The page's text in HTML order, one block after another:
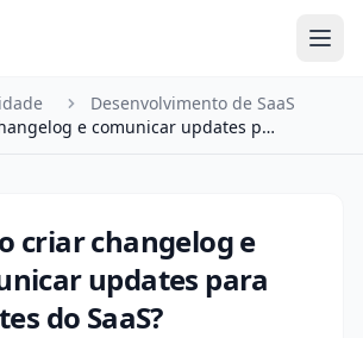
Desenvolvimento de SaaS
Como criar changelog e comunicar updates para cl…
criar changelog e
updates para
do SaaS?